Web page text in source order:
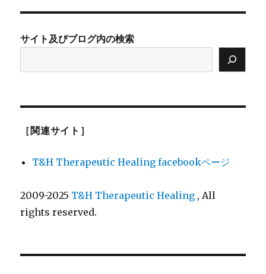
サイト及びブログ内の検索
［関連サイト］
T&H Therapeutic Healing facebookページ
2009-2025 T&H Therapeutic Healing , All
rights reserved.